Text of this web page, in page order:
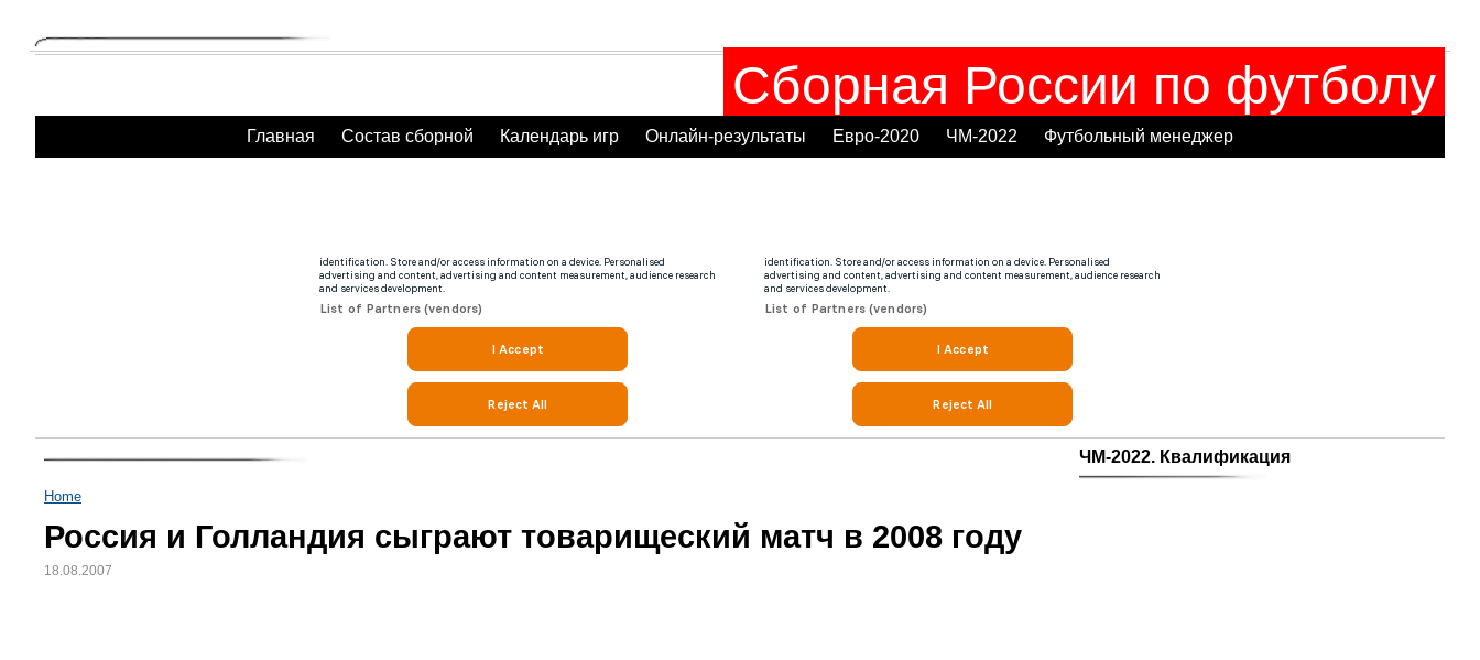
Сборная России по футболу
Главная Состав сборной Календарь игр Онлайн-результаты Евро-2020 ЧМ-2022 Футбольный менеджер
Home
Россия и Голландия сыграют товарищеский матч в 2008 году
18.08.2007
ЧМ-2022. Квалификация